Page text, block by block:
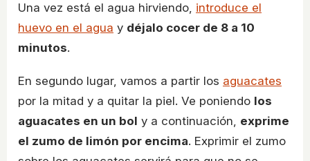
Una vez está el agua hirviendo, introduce el
huevo en el agua y déjalo cocer de 8 a 10
minutos.
En segundo lugar, vamos a partir los aguacates
por la mitad y a quitar la piel. Ve poniendo los
aguacates en un bol y a continuación, exprime
el zumo de limón por encima. Exprimir el zumo